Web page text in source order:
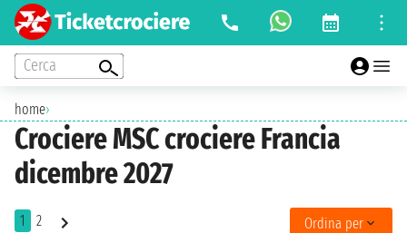
Cerca
home›
Crociere MSC crociere Francia
dicembre 2027
1 2 Ordina per